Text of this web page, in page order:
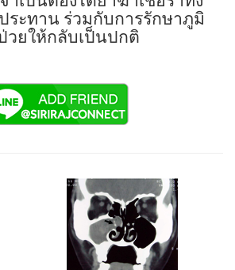
ะทาน ร่วมกับการรักษาภูมิ
ยให้กลับเป็นปกติ